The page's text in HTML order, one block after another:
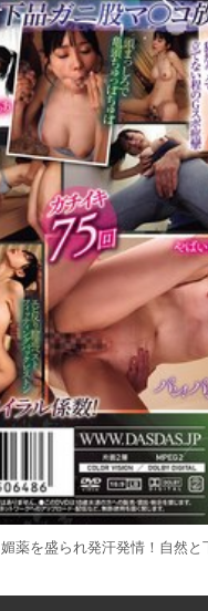
媚薬を盛られ発汗発情！自然